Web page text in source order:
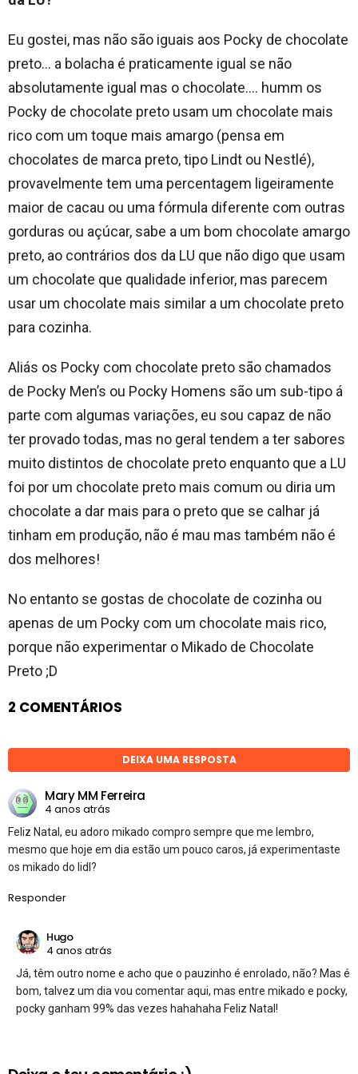
Eu gostei, mas não são iguais aos Pocky de chocolate
preto… a bolacha é praticamente igual se não
absolutamente igual mas o chocolate…. humm os
Pocky de chocolate preto usam um chocolate mais
rico com um toque mais amargo (pensa em
chocolates de marca preto, tipo Lindt ou Nestlé),
provavelmente tem uma percentagem ligeiramente
maior de cacau ou uma fórmula diferente com outras
gorduras ou açúcar, sabe a um bom chocolate amargo
preto, ao contrários dos da LU que não digo que usam
um chocolate que qualidade inferior, mas parecem
usar um chocolate mais similar a um chocolate preto
para cozinha.
Aliás os Pocky com chocolate preto são chamados
de Pocky Men’s ou Pocky Homens são um sub-tipo á
parte com algumas variações, eu sou capaz de não
ter provado todas, mas no geral tendem a ter sabores
muito distintos de chocolate preto enquanto que a LU
foi por um chocolate preto mais comum ou diria um
chocolate a dar mais para o preto que se calhar já
tinham em produção, não é mau mas também não é
dos melhores!
No entanto se gostas de chocolate de cozinha ou
apenas de um Pocky com um chocolate mais rico,
porque não experimentar o Mikado de Chocolate
Preto ;D
2 COMENTÁRIOS
DEIXA UMA RESPOSTA
Mary MM Ferreira
4 anos atrás
Feliz Natal, eu adoro mikado compro sempre que me lembro,
mesmo que hoje em dia estão um pouco caros, já experimentaste
os mikado do lidl?
Responder
Hugo
4 anos atrás
Já, têm outro nome e acho que o pauzinho é enrolado, não? Mas é
bom, talvez um dia vou comentar aqui, mas entre mikado e pocky,
pocky ganham 99% das vezes hahahaha Feliz Natal!